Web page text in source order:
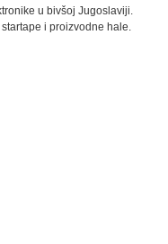
u bivšoj Jugoslaviji.
i proizvodne hale.